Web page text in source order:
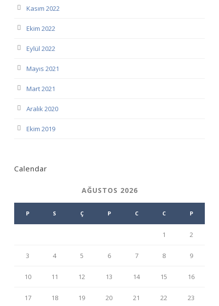
Kasım 2022
Ekim 2022
Eylül 2022
Mayıs 2021
Mart 2021
Aralık 2020
Ekim 2019
Calendar
AĞUSTOS 2026
P S Ç P C C P
1 2
3 4 5 6 7 8 9
10 11 12 13 14 15 16
17 18 19 20 21 22 23